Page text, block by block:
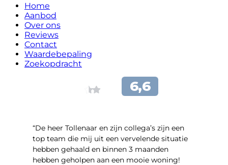
Home
Aanbod
Over ons
Reviews
Contact
Waardebepaling
Zoekopdracht
“De heer Tollenaar en zijn collega’s zijn een
top team die mij uit een vervelende situatie
hebben gehaald en binnen 3 maanden
hebben geholpen aan een mooie woning!